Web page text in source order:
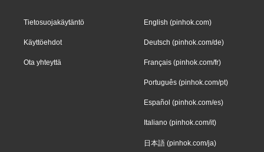
Tietosuojakäytäntö
Käyttöehdot
Ota yhteyttä
English (pinhok.com)
Deutsch (pinhok.com/de)
Français (pinhok.com/fr)
Português (pinhok.com/pt)
Español (pinhok.com/es)
Italiano (pinhok.com/it)
日本語 (pinhok.com/ja)